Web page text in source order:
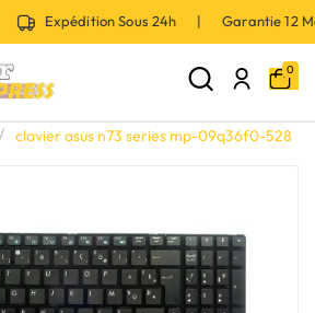
Expédition Sous 24h | Garantie 12
0
clavier asus n73 series mp-09q36f0-528